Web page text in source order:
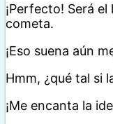
¡Perfecto! Será
cometa.
¡Eso suena aún
Hmm, ¿qué tal si
¡Me encanta la